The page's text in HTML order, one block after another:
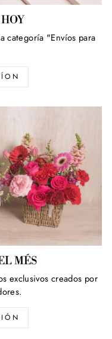
categoría "Envíos para
MÉS
exclusivos creados por